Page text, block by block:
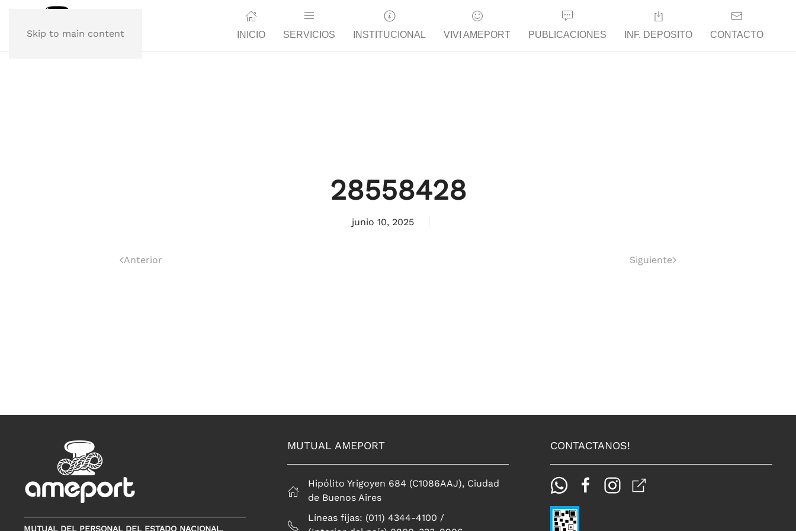
Skip to main content INICIO SERVICIOS INSTITUCIONAL VIVI AMEPORT PUBLICACIONES INF. DEPOSITO CONTACTO
28558428
junio 10, 2025
Anterior Siguiente
MUTUAL DEL PERSONAL DEL ESTADO NACIONAL,
MUTUAL AMEPORT
Hipólito Yrigoyen 684 (C1086AAJ), Ciudad
de Buenos Aires
Líneas fijas: (011) 4344-4100 /
CONTACTANOS!